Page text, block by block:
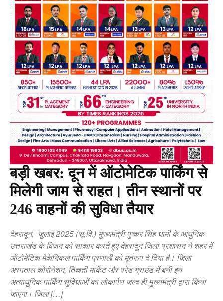
बड़ी खबर: दून में ऑटोमेटिक पार्किंग से
मिलेगी जाम से राहत। तीन स्थानों पर
246 वाहनों की सुविधा तैयार
देहरादून, जुलाई 2025 (सू.वि.) मुख्यमंत्री पुष्कर सिंह धामी के आधुनिक
उत्तराखंड के विजन को साकार करते हुए देहरादून जिला प्रशासन ने शहर में
ऑटोमेटिक मैकेनिकल पार्किंग प्रणाली को मूर्तरूप दे दिया है। जिला
अस्पताल कोरोनेशन, तिब्बती मार्केट और परेड ग्राउंड में बनी इन
अत्याधुनिक पार्किंग सुविधाओं का लोकार्पण जल्द ही मुख्यमंत्री द्वारा किया
जाएगा। जिला […]